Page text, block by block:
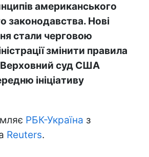
американського
законодавства. Нові
стали черговою
змінити правила
Верховний суд США
ініціативу
РБК-Україна з
Reuters.